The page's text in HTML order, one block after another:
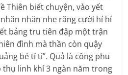
Thiên biết chuyện, vào yết
nhăn nhe răng cười hí hí
bảng tru tiên đập một trận
đình mà thần còn quậy
bé tí ti”. Quả là công phu
thụ linh khí 3 ngàn năm trong